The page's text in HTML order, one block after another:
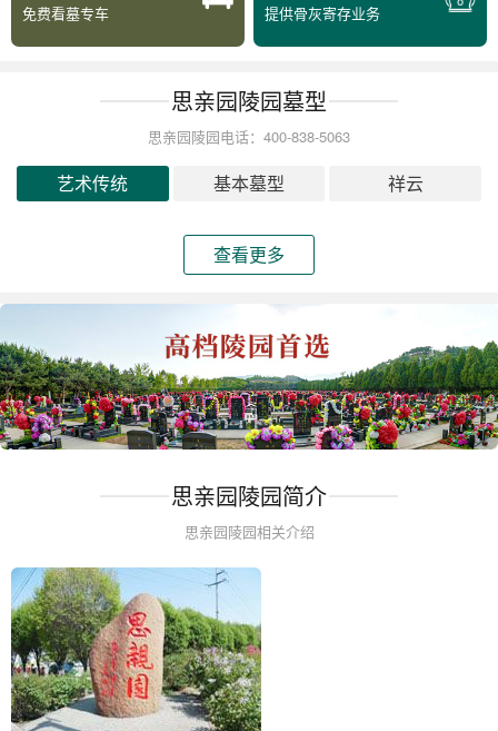
免费看墓专车 提供骨灰寄存业务
思亲园陵园墓型
思亲园陵园电话：400-838-5063
艺术传统 基本墓型 祥云
查看更多
思亲园陵园简介
思亲园陵园相关介绍